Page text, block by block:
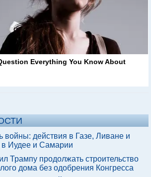
Everything You Know About
войны: действия в Газе, Ливане и
Иудее и Самарии
Трампу продолжать строительство
дома без одобрения Конгресса